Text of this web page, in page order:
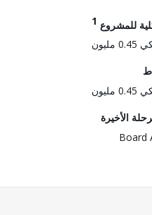
للمشروع 1
الأخيرة
Board